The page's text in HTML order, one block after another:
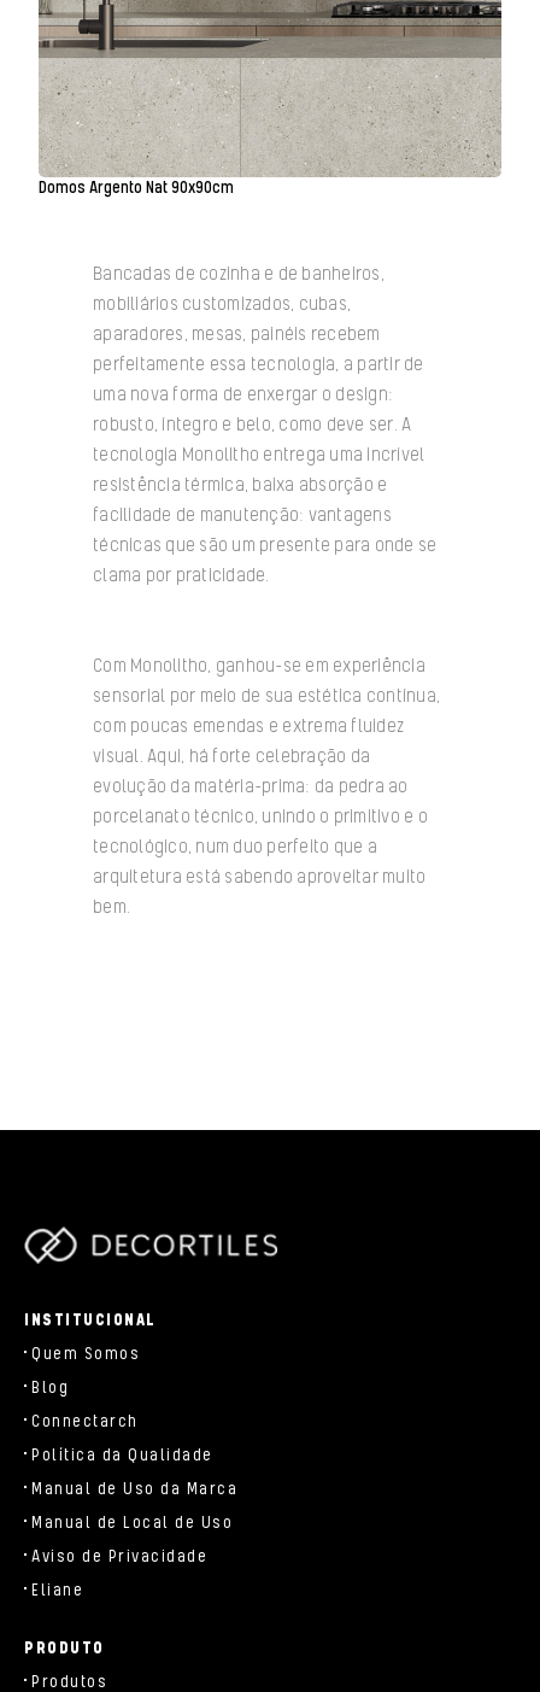
Domos Argento Nat 90x90cm
Bancadas de cozinha e de banheiros,
mobiliários customizados, cubas,
aparadores, mesas, painéis recebem
perfeitamente essa tecnologia, a partir de
uma nova forma de enxergar o design:
robusto, íntegro e belo, como deve ser. A
tecnologia Monolitho entrega uma incrível
resistência térmica, baixa absorção e
facilidade de manutenção: vantagens
técnicas que são um presente para onde se
clama por praticidade.
Com Monolitho, ganhou-se em experiência
sensorial por meio de sua estética contínua,
com poucas emendas e extrema fluidez
visual. Aqui, há forte celebração da
evolução da matéria-prima: da pedra ao
porcelanato técnico, unindo o primitivo e o
tecnológico, num duo perfeito que a
arquitetura está sabendo aproveitar muito
bem.
INSTITUCIONAL
Quem Somos
Blog
Connectarch
Política da Qualidade
Manual de Uso da Marca
Manual de Local de Uso
Aviso de Privacidade
Eliane
PRODUTO
Produtos